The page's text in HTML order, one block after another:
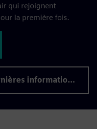
qui rejoignent
la première fois.
Abonnez-vous pour les dernières informations sur la version